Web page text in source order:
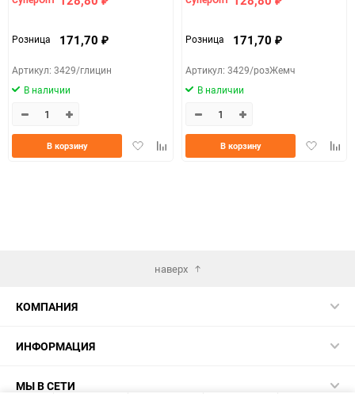
Розница 171,70 ₽
Артикул: 3429/глицин
В наличии
ДобавитьДобавить
В корзину
Розница 171,70 ₽
Артикул: 3429/розЖемч
В наличии
Добавить
В корзину
наверх
КОМПАНИЯ
ИНФОРМАЦИЯ
МЫ В СЕТИ